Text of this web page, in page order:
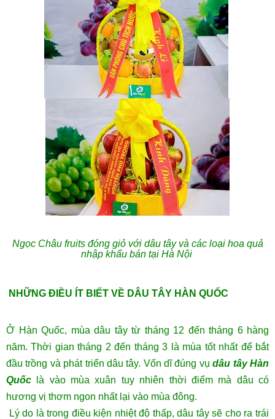
Ngọc Châu fruits đóng giỏ với dâu tây và các loại hoa quả
nhập khẩu bán tại Hà Nội
NHỮNG ĐIỀU ÍT BIẾT VỀ DÂU TÂY HÀN QUỐC
Ở Hàn Quốc, mùa dâu tây từ tháng 12 đến tháng 6 hàng
năm. Thời gian tháng 2 đến tháng 3 là mùa tốt nhất để bắt
đầu trồng và phát triển dâu tây. Vốn dĩ đúng vụdâu tây Hàn
Quốc là vào mùa xuân tuy nhiên thời điểm mà dâu có
hương vị thơm ngon nhất lại vào mùa đông.
Lý do là trong điều kiện nhiệt độ thấp, dâu tây sẽ cho ra trái